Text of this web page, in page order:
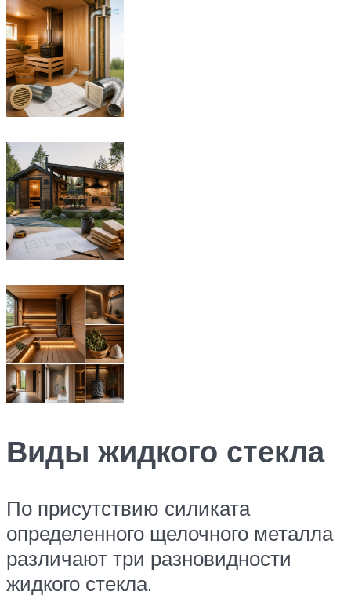
Виды жидкого стекла
По присутствию силиката
определенного щелочного металла
различают три разновидности
жидкого стекла.